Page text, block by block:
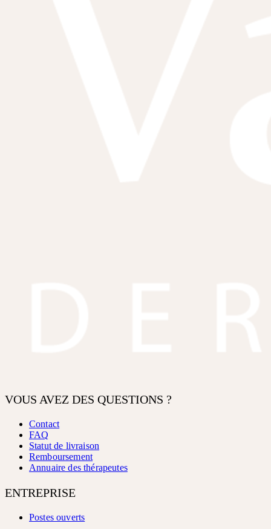
VOUS AVEZ DES QUESTIONS ?
Contact
FAQ
Statut de livraison
Remboursement
Annuaire des thérapeutes
ENTREPRISE
Postes ouverts